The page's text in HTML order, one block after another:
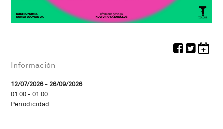
Información
12/07/2026 - 26/09/2026
01:00 - 01:00
Periodicidad: